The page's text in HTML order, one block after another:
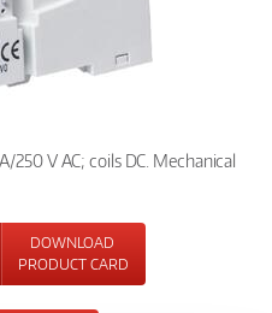
250 V AC; coils DC. Mechanical
DOWNLOAD
PRODUCT CARD